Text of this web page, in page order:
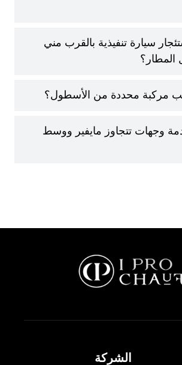
سيارة تنفيذية بالقرب مني
المطار؟
مركبة محددة من الأسطول؟
وجهات تتجاوز مايفير ووسط
الشركة